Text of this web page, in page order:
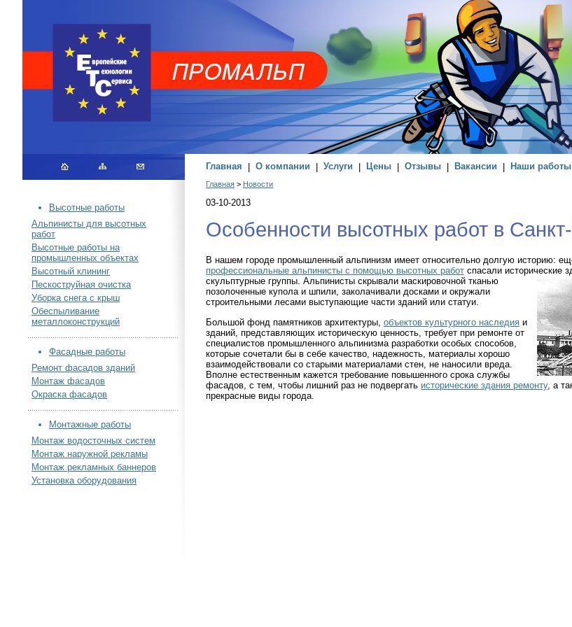
Главная О компании Услуги Цены Отзывы Вакансии Наши работы
Высотные работы
Альпинисты для высотных
работ
Высотные работы на
промышленных объектах
Высотный клининг
Пескоструйная очистка
Уборка снега с крыш
Обеспыливание
металлоконструкций
Фасадные работы
Ремонт фасадов зданий
Монтаж фасадов
Окраска фасадов
Монтажные работы
Монтаж водосточных систем
Монтаж наружной рекламы
Монтаж рекламных баннеров
Установка оборудования
Главная > Новости
03-10-2013
Особенности высотных работ в
В нашем городе промышленный альпинизм имеет относительно долгую историю:
профессиональные альпинисты с помощью высотных работ спасали исторические
скульптурные группы. Альпинисты скрывали маскировочной тканью
позолоченные купола и шпили, заколачивали досками и окружали
строительными лесами выступающие части зданий или статуи.
Большой фонд памятников архитектуры, объектов культурного наследия и
зданий, представляющих историческую ценность, требует при ремонте от
специалистов промышленного альпинизма разработки особых способов,
которые сочетали бы в себе качество, надежность, материалы хорошо
взаимодействовали со старыми материалами стен, не наносили вреда.
Вполне естественным кажется требование повышенного срока службы
фасадов, с тем, чтобы лишний раз не подвергать исторические здания ремонту, а
прекрасные виды города.